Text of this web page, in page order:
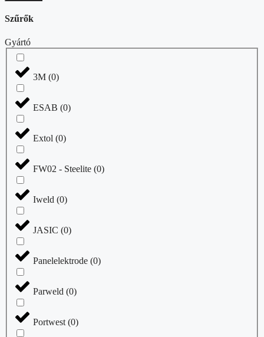
Szűrők
Gyártó
3M (0)
ESAB (0)
Extol (0)
FW02 - Steelite (0)
Iweld (0)
JASIC (0)
Panelelektrode (0)
Parweld (0)
Portwest (0)